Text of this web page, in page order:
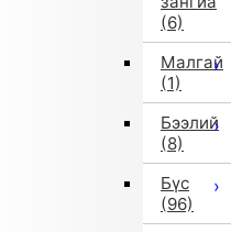
(6)
Малгай
(1)
Бээлий
(8)
Бүс
(96)